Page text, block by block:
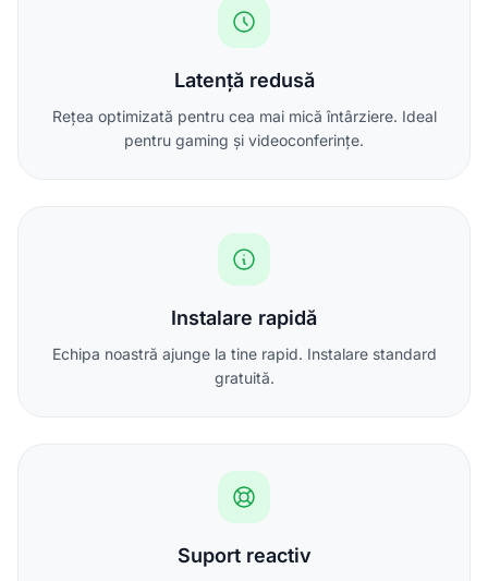
Latență redusă
Rețea optimizată pentru cea mai mică întârziere. Ideal
pentru gaming și videoconferințe.
Instalare rapidă
Echipa noastră ajunge la tine rapid. Instalare standard
gratuită.
Suport reactiv